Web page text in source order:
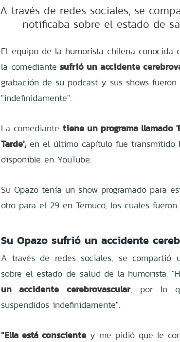
A través de redes sociales, se
notificaba sobre el estado de
El equipo de la humorista chilena conocida
la comediante sufrió un accidente
grabación de su podcast y sus shows fueron
"indefinidamente".
La comediante tiene un programa llamado
Tarde', en el último capítulo fue transmitido
disponible en YouTube.
Su Opazo tenía un show programado para
otro para el 29 en Temuco, los cuales fueron
Su Opazo sufrió un accidente
A través de redes sociales, se compartió
sobre el estado de salud de la humorista.
un accidente cerebrovascular, por lo
suspendidos indefinidamente".
"Ella está consciente y me pidió que le